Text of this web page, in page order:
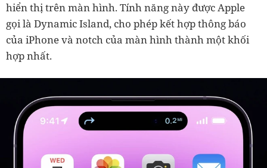
hiển thị trên màn hình. Tính năng này được Apple
gọi là Dynamic Island, cho phép kết hợp thông báo
của iPhone và notch của màn hình thành một khối
hợp nhất.